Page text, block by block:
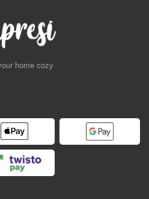
home cozy